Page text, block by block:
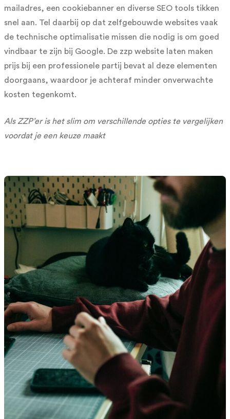
mailadres, een cookiebanner en diverse SEO tools tikken
snel aan. Tel daarbij op dat zelfgebouwde websites vaak
de technische optimalisatie missen die nodig is om goed
vindbaar te zijn bij Google. De zzp website laten maken
prijs bij een professionele partij bevat al deze elementen
doorgaans, waardoor je achteraf minder onverwachte
kosten tegenkomt.
Als ZZP’er is het slim om verschillende opties te vergelijken
voordat je een keuze maakt